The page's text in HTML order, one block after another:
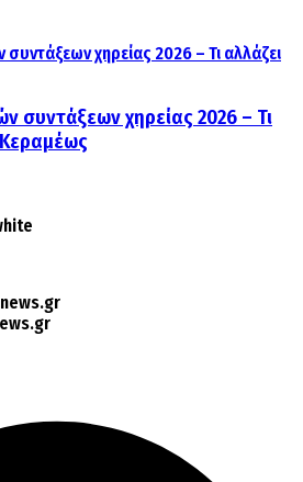
συντάξεων χηρείας 2026 – Τι